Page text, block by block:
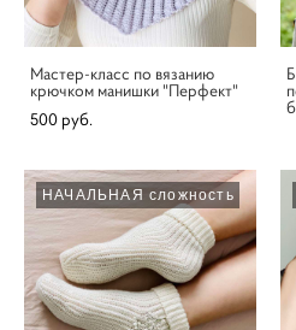
Мастер-класс по вязанию
крючком манишки "Перфект"
500 pуб.
НАЧАЛЬНАЯ сложность